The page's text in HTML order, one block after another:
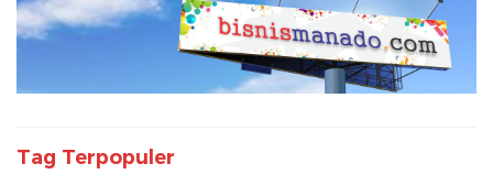
Tag Terpopuler